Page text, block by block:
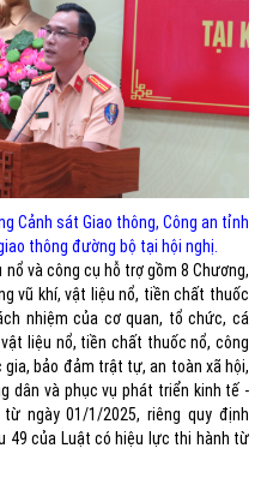
Cảnh sát Giao thông, Công an tỉnh
thông đường bộ tại hội nghị.
nổ và công cụ hỗ trợ gồm 8 Chương,
vũ khí, vật liệu nổ, tiền chất thuốc
nhiệm của cơ quan, tổ chức, cá
liệu nổ, tiền chất thuốc nổ, công
bảo đảm trật tự, an toàn xã hội,
dân và phục vụ phát triển kinh tế -
ngày 01/1/2025, riêng quy định
49 của Luật có hiệu lực thi hành từ